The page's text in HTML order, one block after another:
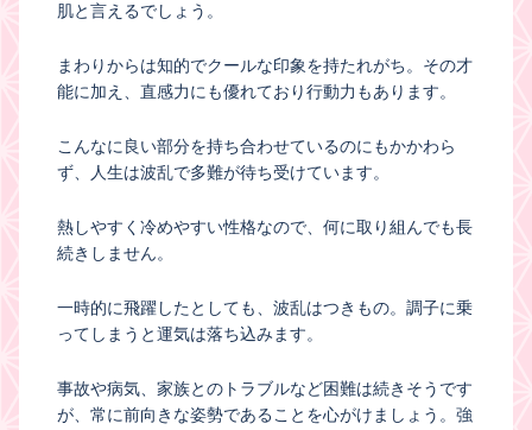
肌と言えるでしょう。
まわりからは知的でクールな印象を持たれがち。その才
能に加え、直感力にも優れており行動力もあります。
こんなに良い部分を持ち合わせているのにもかかわら
ず、人生は波乱で多難が待ち受けています。
熱しやすく冷めやすい性格なので、何に取り組んでも長
続きしません。
一時的に飛躍したとしても、波乱はつきもの。調子に乗
ってしまうと運気は落ち込みます。
事故や病気、家族とのトラブルなど困難は続きそうです
が、常に前向きな姿勢であることを心がけましょう。強